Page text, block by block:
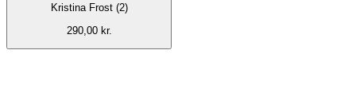
Kristina Frost (2)
290,00 kr.